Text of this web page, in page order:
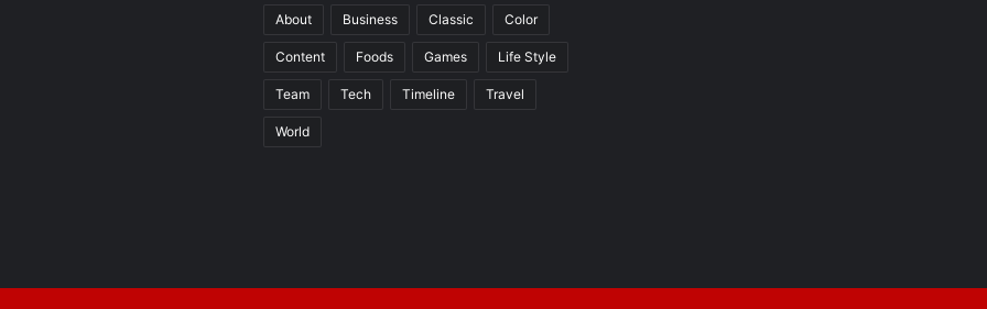
About Business Classic Color
Content Foods Games Life Style
Team Tech Timeline Travel
World